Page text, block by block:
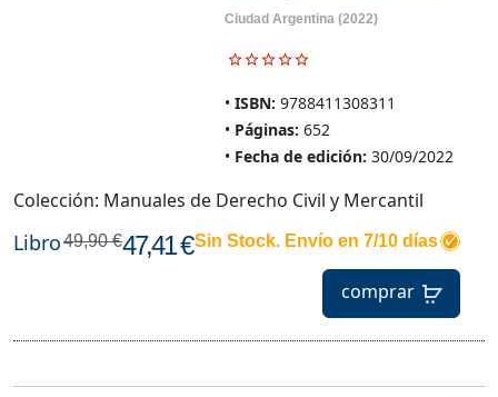
Ciudad Argentina(2022)
ISBN: 9788411308311
Páginas: 652
Fecha de edición: 30/09/2022
Libro49,90 €47,41 €Sin Stock. Envío en 7/10 días
comprar
Colección: Manuales de Derecho Civil y Mercantil